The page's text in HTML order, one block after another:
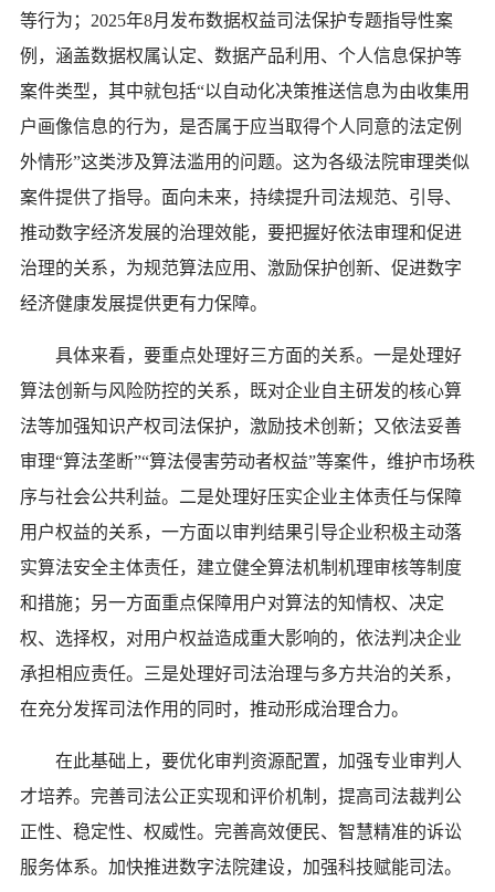
等行为；2025年8月发布数据权益司法保护专题指导性案
例，涵盖数据权属认定、数据产品利用、个人信息保护等
案件类型，其中就包括“以自动化决策推送信息为由收集用
户画像信息的行为，是否属于应当取得个人同意的法定例
外情形”这类涉及算法滥用的问题。这为各级法院审理类似
案件提供了指导。面向未来，持续提升司法规范、引导、
推动数字经济发展的治理效能，要把握好依法审理和促进
治理的关系，为规范算法应用、激励保护创新、促进数字
经济健康发展提供更有力保障。
具体来看，要重点处理好三方面的关系。一是处理好
算法创新与风险防控的关系，既对企业自主研发的核心算
法等加强知识产权司法保护，激励技术创新；又依法妥善
审理“算法垄断”“算法侵害劳动者权益”等案件，维护市场秩
序与社会公共利益。二是处理好压实企业主体责任与保障
用户权益的关系，一方面以审判结果引导企业积极主动落
实算法安全主体责任，建立健全算法机制机理审核等制度
和措施；另一方面重点保障用户对算法的知情权、决定
权、选择权，对用户权益造成重大影响的，依法判决企业
承担相应责任。三是处理好司法治理与多方共治的关系，
在充分发挥司法作用的同时，推动形成治理合力。
在此基础上，要优化审判资源配置，加强专业审判人
才培养。完善司法公正实现和评价机制，提高司法裁判公
正性、稳定性、权威性。完善高效便民、智慧精准的诉讼
服务体系。加快推进数字法院建设，加强科技赋能司法。